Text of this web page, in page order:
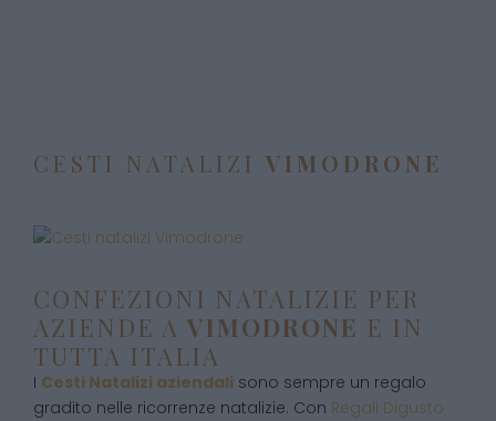
CESTI NATALIZI VIMODRONE
CONFEZIONI NATALIZIE PER
AZIENDE A VIMODRONE E IN
TUTTA ITALIA
I Cesti Natalizi aziendali sono sempre un regalo
gradito nelle ricorrenze natalizie. Con Regali Digusto